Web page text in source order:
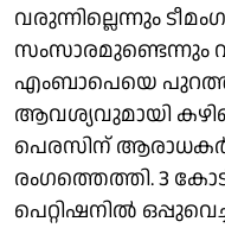
വരുന്നില്ലെന്നും
സംസാരമുണ്ടെന്നും
എംബാപെയെ
ആവശ്യവുമായി
പെരസിന് ആരാധകര്‍
രംഗത്തെത്തി. 3
പെറ്റിഷനില്‍